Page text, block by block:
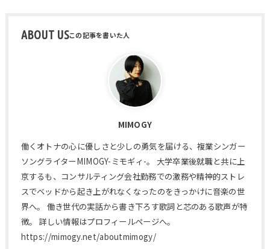
ABOUT US
MIMOGY
働くオトナの心に優しさと少しの勇気を届ける、複業シンガー
ソングライターMIMOGY-ミモギィ-。 大学卒業後就職と共に上
京するも、コンサルティング会社勤務での激務や精神的ストレ
スでベッドから起き上がれなくなったのをきっかけに音楽の世
界へ。 働き世代の実話から書き下ろす歌詞と芯のある歌声が特
徴。 詳しい情報はプロフィールページへ。
https://mimogy.net/aboutmimogy/